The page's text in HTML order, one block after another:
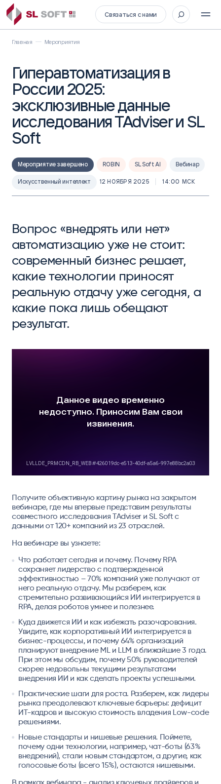
Связаться с нами
Главная Мероприятия
Гиперавтоматизация в
России 2025:
эксклюзивные данные
исследования TAdviser и SL
Soft
Мероприятие завершено ROBIN SL Soft AI Вебинар
Искусственный интеллект 12 НОЯБРЯ 2025 14:00 МСК
Вопрос «внедрять или нет»
автоматизацию уже не стоит:
современный бизнес решает,
какие технологии приносят
реальную отдачу уже сегодня, а
какие пока лишь обещают
результат.
Получите объективную картину рынка на закрытом
вебинаре, где мы впервые представим результаты
совместного исследования TAdviser и SL Soft с
данными от 120+ компаний из 23 отраслей.
На вебинаре вы узнаете:
Что работает сегодня и почему. Почему RPA
сохраняет лидерство с подтвержденной
эффективностью – 70% компаний уже получают от
него реальную отдачу. Мы разберем, как
стремительно развивающийся ИИ интегрируется в
RPA, делая роботов умнее и полезнее.
Куда движется ИИ и как избежать разочарования.
Увидите, как корпоративный ИИ интегрируется в
бизнес-процессы, и почему 64% организаций
планируют внедрение ML и LLM в ближайшие 3 года.
При этом мы обсудим, почему 50% руководителей
скорее недовольны текущими результатами
внедрения ИИ и как сделать проекты успешными.
Практические шаги для роста. Разберем, как лидеры
рынка преодолевают ключевые барьеры: дефицит
ИТ-кадров и высокую стоимость владения Low-code
решениями.
Новые стандарты и нишевые решения. Поймете,
почему одни технологии, например, чат-боты (63%
внедрений), стали новым стандартом, а другие, как
голосовые боты (всего 15%), остаются нишевыми.
В рамках вебинара - анализ ключевых драйверов и